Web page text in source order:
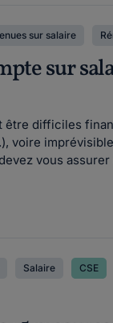
sur salaire
sur
difficiles
voire
vous
Salaire CSE